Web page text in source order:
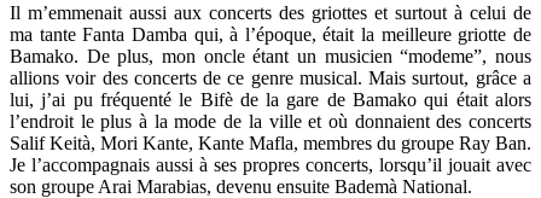
Il m’emmenait aussi aux concerts des griottes et surtout à celui de
ma tante Fanta Damba qui, à l’époque, était la meilleure griotte de
Bamako. De plus, mon oncle étant un musicien “modeme”, nous
allions voir des concerts de ce genre musical. Mais surtout, grâce a
lui, j’ai pu fréquenté le Bifè de la gare de Bamako qui était alors
l’endroit le plus à la mode de la ville et où donnaient des concerts
Salif Keità, Mori Kante, Kante Mafla, membres du groupe Ray Ban.
Je l’accompagnais aussi à ses propres concerts, lorsqu’il jouait avec
son groupe Arai Marabias, devenu ensuite Bademà National.